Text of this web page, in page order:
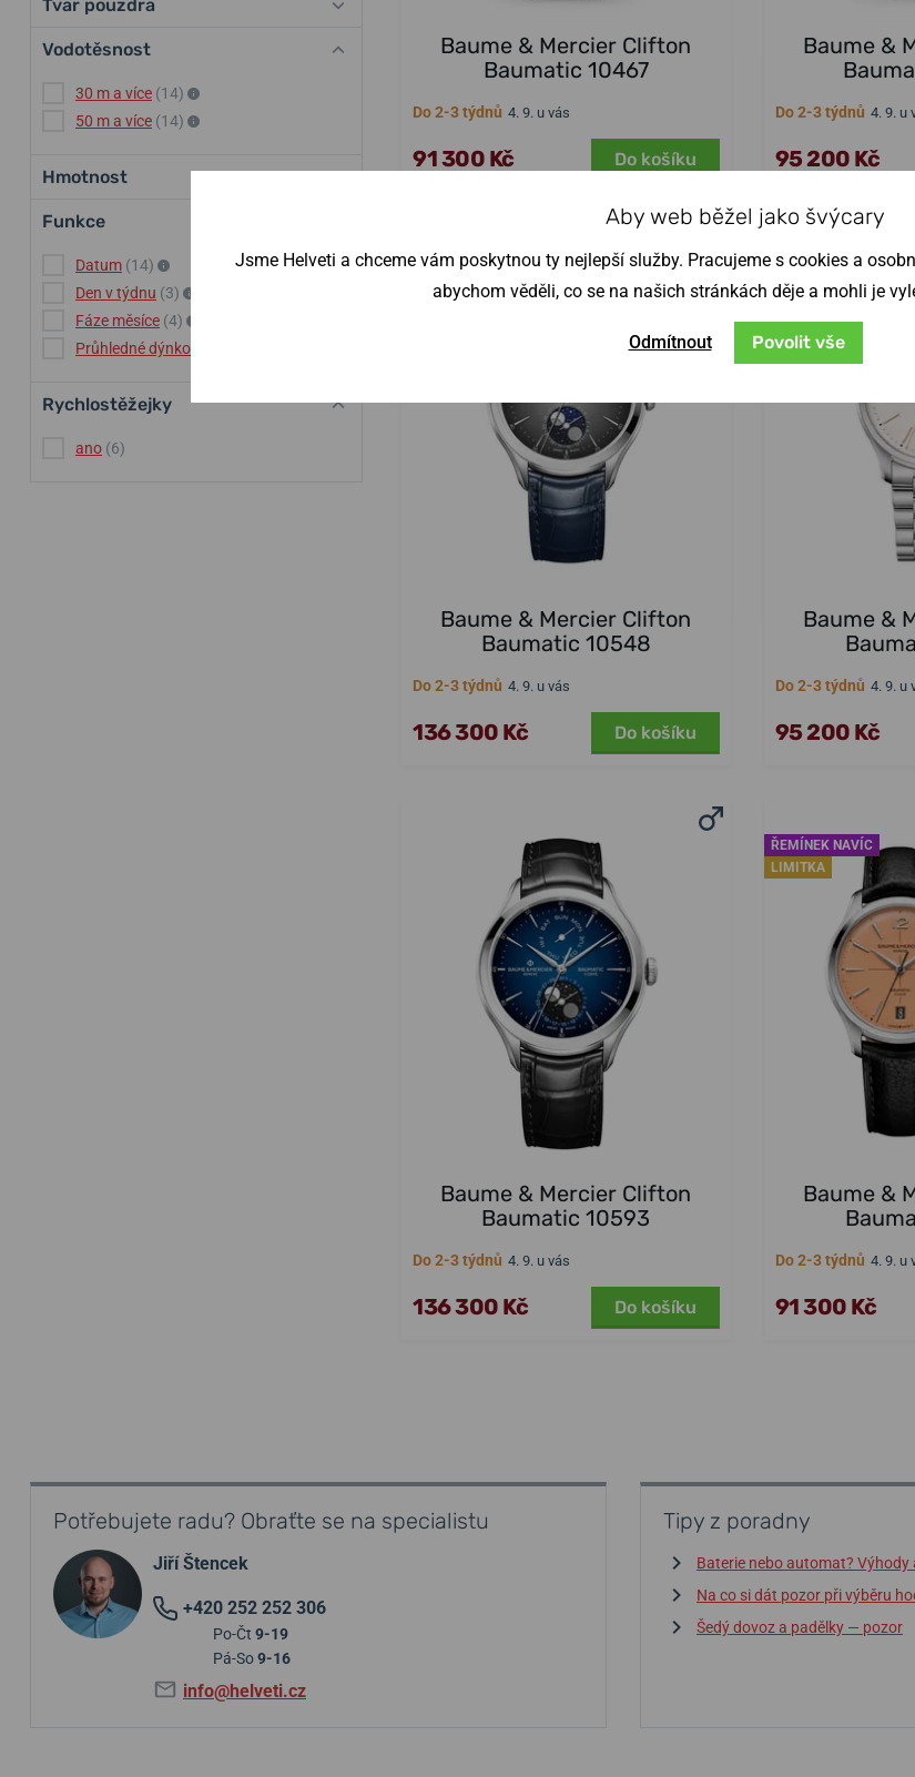
Tvar pouzdra
Vodotěsnost
30 m a více (14)
50 m a více (14)
Hmotnost
Funkce
Datum (14)
Den v týdnu (3)
Fáze měsíce (4)
Průhledné dýnko
Rychlostěžejky
ano (6)
Baume & Mercier Clifton
Baumatic 10467
Do 2-3 týdnů 4. 9. u vás
91 300 Kč Do košíku
Baume &
Do 2-3 týdnů 4. 9. u
95 200 Kč
Baume & Mercier Clifton
Baumatic 10548
Do 2-3 týdnů 4. 9. u vás
136 300 Kč Do košíku
Baume &
Do 2-3 týdnů 4. 9. u
95 200 Kč
Baume & Mercier Clifton
Baumatic 10593
Do 2-3 týdnů 4. 9. u vás
136 300 Kč Do košíku
ŘEMÍNEK NAVÍC
LIMITKA
Baume &
Do 2-3 týdnů 4. 9. u
91 300 Kč
Potřebujete radu? Obraťte se na specialistu
Jiří Štencek
+420 252 252 306
Po-Čt 9-19
Pá-So9-16
info@helveti.cz
Tipy z poradny
Baterie nebo automat? Výhody
Na co si dát pozor při výběru
Šedý dovoz a padělky — pozor
Aby web běžel jako švýcary
Jsme Helveti a chceme vám poskytnou ty nejlepší služby. Pracujeme s cookies a
abychom věděli, co se na našich stránkách děje a mohli je
Odmítnout Povolit vše